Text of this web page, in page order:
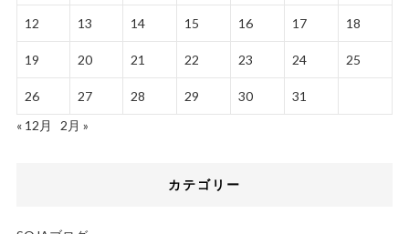
12 13 14 15 16 17 18
19 20 21 22 23 24 25
26 27 28 29 30
31
« 12月
2月 »
カテゴリー